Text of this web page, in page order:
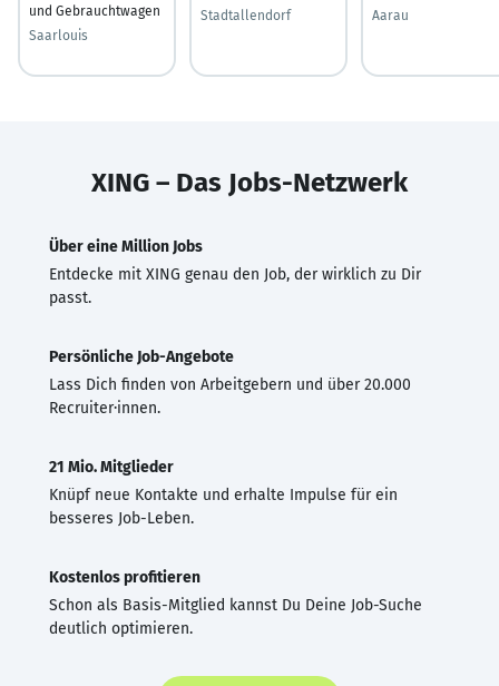
und Gebrauchtwagen
Saarlouis
Stadtallendorf
Aarau
XING – Das Jobs-Netzwerk
Über eine Million Jobs
Entdecke mit XING genau den Job, der wirklich zu Dir
passt.
Persönliche Job-Angebote
Lass Dich finden von Arbeitgebern und über 20.000
Recruiter·innen.
21 Mio. Mitglieder
Knüpf neue Kontakte und erhalte Impulse für ein
besseres Job-Leben.
Kostenlos profitieren
Schon als Basis-Mitglied kannst Du Deine Job-Suche
deutlich optimieren.